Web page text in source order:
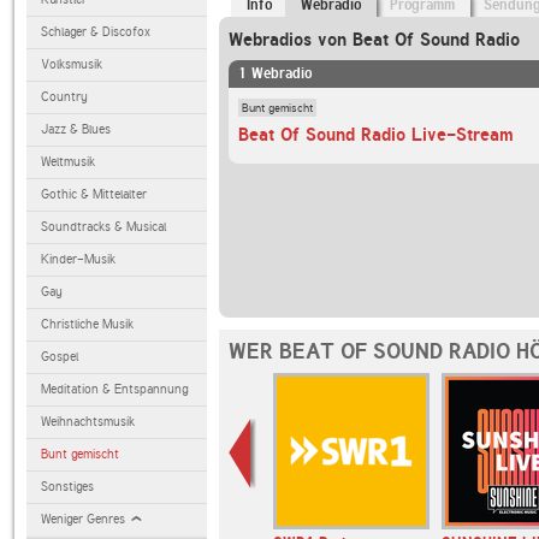
Schlager & Discofox
Volksmusik
Country
Jazz & Blues
Weltmusik
Gothic & Mittelalter
Soundtracks & Musical
Kinder-Musik
Gay
Christliche Musik
Gospel
Meditation & Entspannung
Weihnachtsmusik
Bunt gemischt
Sonstiges
Weniger Genres
Info Webradio Programm
Webradios von Beat Of Sound Radio
1 Webradio
Bunt gemischt
Beat Of Sound Radio Live-Stream
WER BEAT OF SOUND RADIO